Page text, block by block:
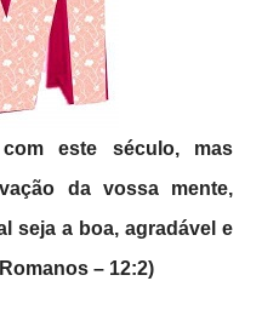
este século, mas
da vossa mente,
seja a boa, agradável e
– 12:2)